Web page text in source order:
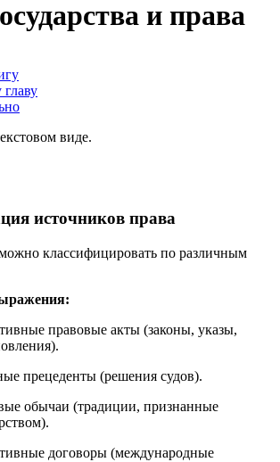
и права
главу
виде.
источников права
классифицировать по различным
правовые акты (законы, указы,
прецеденты (решения судов).
обычаи (традиции, признанные
договоры (международные